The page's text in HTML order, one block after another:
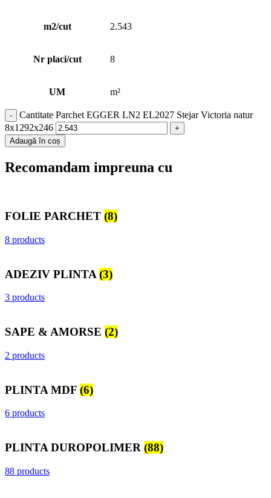
m2/cut 2.543
Nr placi/cut 8
UM m²
Cantitate Parchet EGGER LN2 EL2027 Stejar Victoria natur
8x1292x246
Adaugă în coș
Recomandam impreuna cu
FOLIE PARCHET (8)
8 products
ADEZIV PLINTA (3)
3 products
SAPE & AMORSE (2)
2 products
PLINTA MDF (6)
6 products
PLINTA DUROPOLIMER (88)
88 products